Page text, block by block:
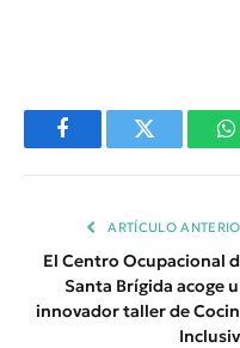
FacebookTwitter
ARTÍCULO
El Centro Ocupacional
Santa Brígida acoge
innovador taller de